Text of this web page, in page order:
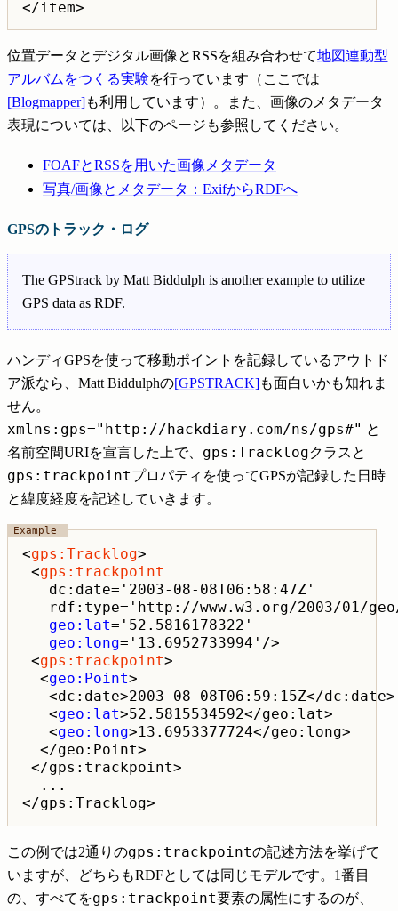
位置データとデジタル画像とRSSを組み合わせて地図連動型
アルバムをつくる実験を行っています（ここでは
[Blogmapper] も利用しています）。また、画像のメタデータ
表現については、以下のページも参照してください。
FOAFとRSSを用いた画像メタデータ
写真/画像とメタデータ：ExifからRDFへ
GPSのトラック・ログ
The GPStrack by Matt Biddulph is another example to utilize
GPS data as RDF.
ハンディGPSを使って移動ポイントを記録しているアウトド
ア派なら、Matt Biddulphの[GPSTRACK]も面白いかも知れま
せん。
xmlns:gps="http://hackdiary.com/ns/gps#" と
名前空間URIを宣言した上で、 gps:Tracklogクラスと
gps:trackpointプロパティを使ってGPSが記録した日時
と緯度経度を記述していきます。
<gps:Tracklog>
<gps:trackpoint
   dc:date='2003-08-08T06:58:47Z'
rdf:type='http://www.w3.org/2003/01/
geo:lat='52.5816178322'
geo:long='13.6952733994'/>
<gps:trackpoint>
  <
geo:Point>
   <dc:date>2003-08-08T06:59:15Z</dc:date>
   <
geo:lat>52.5815534592</geo:lat>
   <
geo:long>13.6953377724</geo:long>
  </geo:Point>
</gps:trackpoint>
  ...
この例では2通りのgps:trackpointの記述方法を挙げて
いますが、どちらもRDFとしては同じモデルです。1番目
の、すべてをgps:trackpoint要素の属性にするのが、